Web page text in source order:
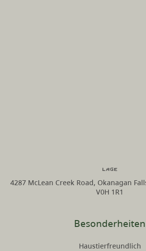
Besonderheiten
Haustierfreundlich
Lage
4287 McLean Creek Road, Okanagan
V0H 1R1